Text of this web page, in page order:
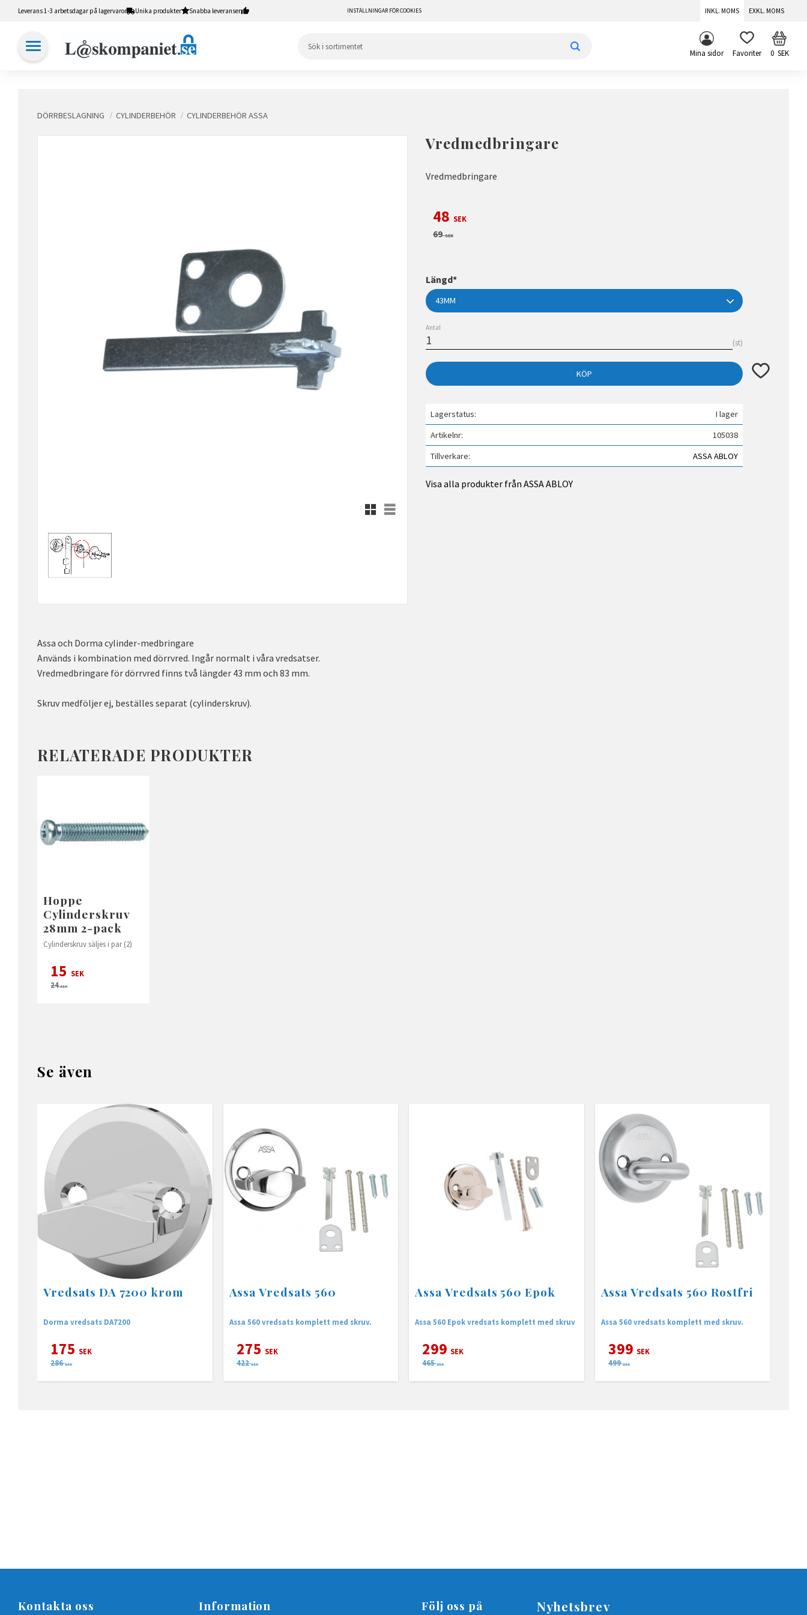
Leverans 1-3 arbetsdagar på lagervaror Unika produkter Snabba leveranser INSTÄLLNINGAR FÖR COOKIES INKL. MOMS EXKL. MOMS
Mina sidor FAVORITER 0SEK
DÖRRBESLAGNING CYLINDERBEHÖR CYLINDERBEHÖR ASSA
Vredmedbringare
Vredmedbringare
Rutnätsvy
Listvy
Nedsatt pris:
48 SEK
Ordinarie pris:
69SEK
Längd*
Antal
st
KÖP Lägg till i
Lagerstatus
I lager
Artikelnr
105038
Tillverkare
ASSA ABLOY
Visa alla produkter från ASSA ABLOY
Assa och Dorma cylinder-medbringare
Används i kombination med dörrvred. Ingår normalt i våra vredsatser.
Vredmedbringare för dörrvred finns två längder 43 mm och 83 mm.
Skruv medföljer ej, beställes separat (cylinderskruv).
RELATERADE PRODUKTER
Hoppe
Cylinderskruv
28mm 2-pack
Cylinderskruv säljes i par (2)
15 SEK
24SEK
Se även
Vredsats DA 7200 krom
Dorma vredsats DA7200
175 SEK
286 SEK
Assa Vredsats 560
Assa 560 vredsats komplett med skruv.
275 SEK
422 SEK
Assa Vredsats 560 Epok
Assa 560 Epok vredsats komplett med skruv
299 SEK
465 SEK
Assa Vredsats 560 Rostfri
Assa 560 vredsats komplett med skruv.
399 SEK
499 SEK
Kontakta oss Information Följ oss på Nyhetsbrev